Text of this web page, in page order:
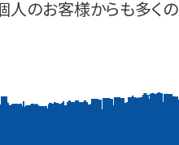
人のお客様からも多く